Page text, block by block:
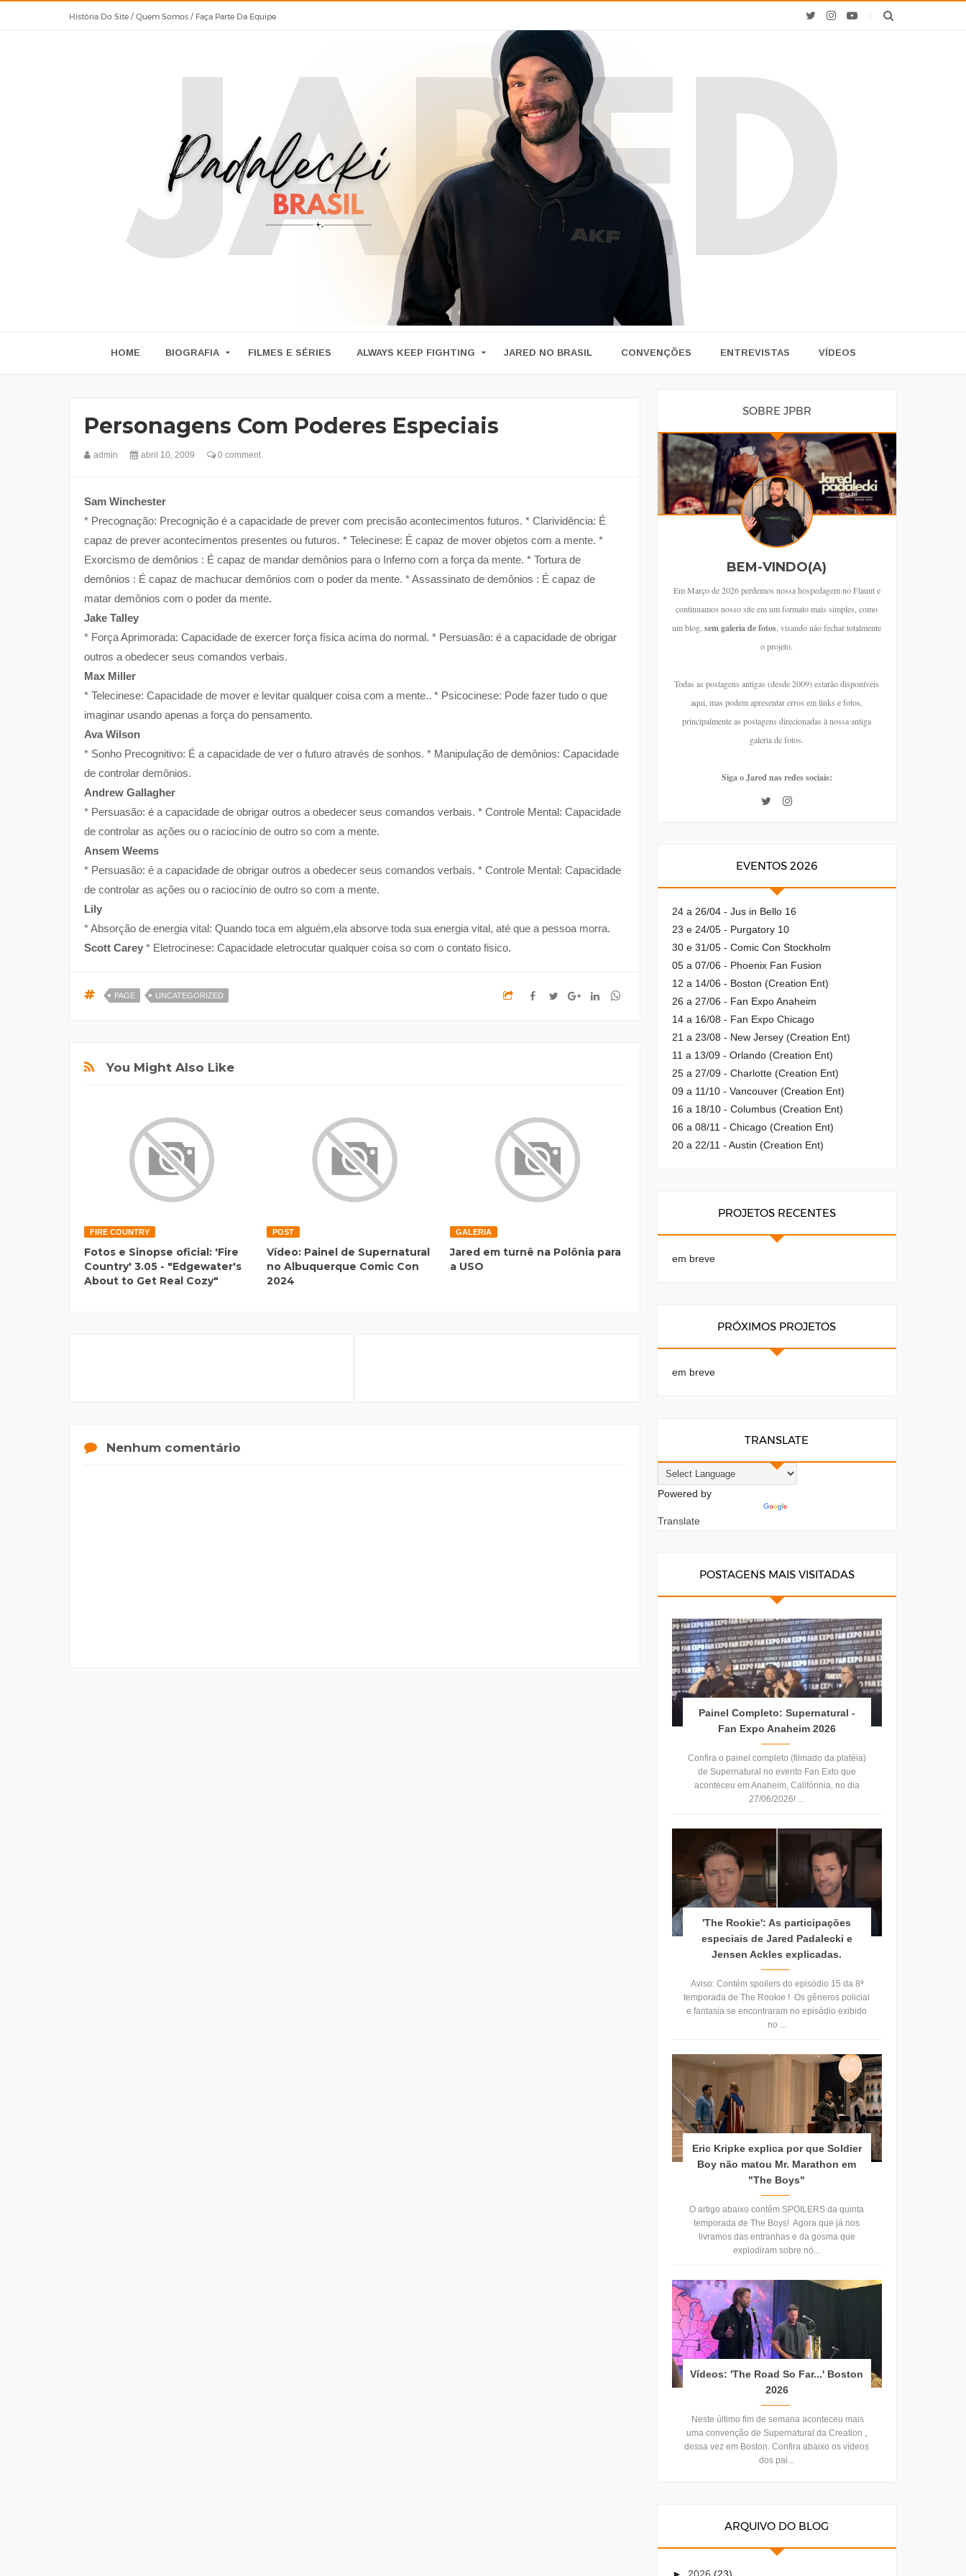
História Do Site / Quem Somos / Faça Parte Da Equipe
HOME BIOGRAFIA FILMES E SÉRIES ALWAYS KEEP FIGHTING JARED NO BRASIL CONVENÇÕES ENTREVISTAS VÍDEOS
Personagens Com Poderes Especiais
admin abril 10, 2009 0 comment
Sam Winchester
* Precognação: Precognição é a capacidade de prever com precisão acontecimentos futuros. * Clarividência: É
capaz de prever acontecimentos presentes ou futuros. * Telecinese: É capaz de mover objetos com a mente. *
Exorcismo de demônios : É capaz de mandar demônios para o Inferno com a força da mente. * Tortura de
demônios : É capaz de machucar demônios com o poder da mente. * Assassinato de demônios : É capaz de
matar demônios com o poder da mente.
Jake Talley
* Força Aprimorada: Capacidade de exercer força física acima do normal. * Persuasão: é a capacidade de obrigar
outros a obedecer seus comandos verbais.
Max Miller
* Telecinese: Capacidade de mover e levitar qualquer coisa com a mente.. * Psicocinese: Pode fazer tudo o que
imaginar usando apenas a força do pensamento.
Ava Wilson
* Sonho Precognitivo: É a capacidade de ver o futuro através de sonhos. * Manipulação de demônios: Capacidade
de controlar demônios.
Andrew Gallagher
* Persuasão: é a capacidade de obrigar outros a obedecer seus comandos verbais. * Controle Mental: Capacidade
de controlar as ações ou o raciocínio de outro so com a mente.
Ansem Weems
* Persuasão: é a capacidade de obrigar outros a obedecer seus comandos verbais. * Controle Mental: Capacidade
de controlar as ações ou o raciocínio de outro so com a mente.
Lily
* Absorção de energia vital: Quando toca em alguém,ela absorve toda sua energia vital, até que a pessoa morra.
Scott Carey * Eletrocinese: Capacidade eletrocutar qualquer coisa so com o contato fisico.
PAGE UNCATEGORIZED
You Might Also Like
FIRE COUNTRY
Fotos e Sinopse oficial: 'Fire
Country' 3.05 - "Edgewater's
About to Get Real Cozy"
POST
Vídeo: Painel de Supernatural
no Albuquerque Comic Con
2024
GALERIA
Jared em turnê na Polônia para
a USO
Nenhum comentário
SOBRE JPBR
BEM-VINDO(A)
Em Março de 2026 perdemos nossa hospedagem no Flaunt e
continuamos nosso site em um formato mais simples, como
um blog,sem galeria de fotos, visando não fechar totalmente
o projeto.
Todas as postagens antigas (desde 2009) estarão disponíveis
aqui, mas podem apresentar erros em links e fotos,
principalmente as postagens direcionadas à nossa antiga
galeria de fotos.
Siga o Jared nas redes sociais:
EVENTOS 2026
24 a 26/04 - Jus in Bello 16
23 e 24/05 - Purgatory 10
30 e 31/05 - Comic Con Stockholm
05 a 07/06 - Phoenix Fan Fusion
12 a 14/06 - Boston (Creation Ent)
26 a 27/06 - Fan Expo Anaheim
14 a 16/08 - Fan Expo Chicago
21 a 23/08 - New Jersey (Creation Ent)
11 a 13/09 - Orlando (Creation Ent)
25 a 27/09 - Charlotte (Creation Ent)
09 a 11/10 - Vancouver (Creation Ent)
16 a 18/10 - Columbus (Creation Ent)
06 a 08/11 - Chicago (Creation Ent)
20 a 22/11 - Austin (Creation Ent)
PROJETOS RECENTES
em breve
PRÓXIMOS PROJETOS
em breve
TRANSLATE
Powered by
Translate
POSTAGENS MAIS VISITADAS
Painel Completo: Supernatural -
Fan Expo Anaheim 2026
Confira o painel completo (filmado da platéia)
de Supernatural no evento Fan Exto que
aconteceu em Anaheim, Califórinia, no dia
27/06/2026! ...
'The Rookie': As participações
especiais de Jared Padalecki e
Jensen Ackles explicadas.
Aviso: Contém spoilers do episódio 15 da 8ª
temporada de The Rookie ! Os gêneros policial
e fantasia se encontraram no episódio exibido
no ...
Eric Kripke explica por que Soldier
Boy não matou Mr. Marathon em
"The Boys"
O artigo abaixo contêm SPOILERS da quinta
temporada de The Boys! Agora que já nos
livramos das entranhas e da gosma que
explodiram sobre nó...
Vídeos: 'The Road So Far...' Boston
2026
Neste último fim de semana aconteceu mais
uma convenção de Supernatural da Creation ,
dessa vez em Boston. Confira abaixo os vídeos
dos pai...
ARQUIVO DO BLOG
► 2026 (23)